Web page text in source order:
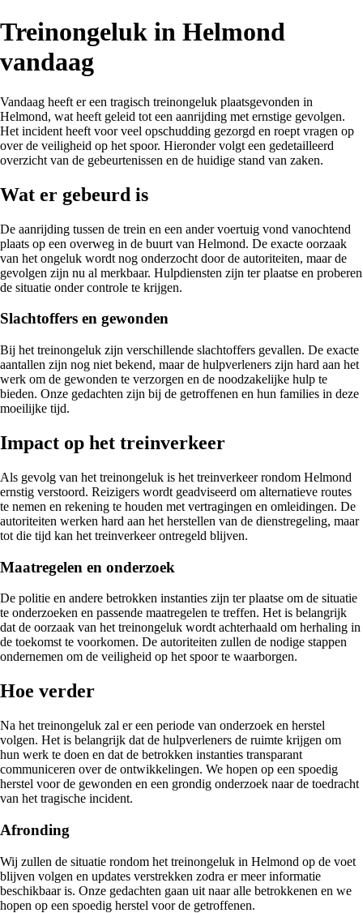
Treinongeluk in Helmond
vandaag
Vandaag heeft er een tragisch treinongeluk plaatsgevonden in
Helmond, wat heeft geleid tot een aanrijding met ernstige gevolgen.
Het incident heeft voor veel opschudding gezorgd en roept vragen op
over de veiligheid op het spoor. Hieronder volgt een gedetailleerd
overzicht van de gebeurtenissen en de huidige stand van zaken.
Wat er gebeurd is
De aanrijding tussen de trein en een ander voertuig vond vanochtend
plaats op een overweg in de buurt van Helmond. De exacte oorzaak
van het ongeluk wordt nog onderzocht door de autoriteiten, maar de
gevolgen zijn nu al merkbaar. Hulpdiensten zijn ter plaatse en proberen
de situatie onder controle te krijgen.
Slachtoffers en gewonden
Bij het treinongeluk zijn verschillende slachtoffers gevallen. De exacte
aantallen zijn nog niet bekend, maar de hulpverleners zijn hard aan het
werk om de gewonden te verzorgen en de noodzakelijke hulp te
bieden. Onze gedachten zijn bij de getroffenen en hun families in deze
moeilijke tijd.
Impact op het treinverkeer
Als gevolg van het treinongeluk is het treinverkeer rondom Helmond
ernstig verstoord. Reizigers wordt geadviseerd om alternatieve routes
te nemen en rekening te houden met vertragingen en omleidingen. De
autoriteiten werken hard aan het herstellen van de dienstregeling, maar
tot die tijd kan het treinverkeer ontregeld blijven.
Maatregelen en onderzoek
De politie en andere betrokken instanties zijn ter plaatse om de situatie
te onderzoeken en passende maatregelen te treffen. Het is belangrijk
dat de oorzaak van het treinongeluk wordt achterhaald om herhaling in
de toekomst te voorkomen. De autoriteiten zullen de nodige stappen
ondernemen om de veiligheid op het spoor te waarborgen.
Hoe verder
Na het treinongeluk zal er een periode van onderzoek en herstel
volgen. Het is belangrijk dat de hulpverleners de ruimte krijgen om
hun werk te doen en dat de betrokken instanties transparant
communiceren over de ontwikkelingen. We hopen op een spoedig
herstel voor de gewonden en een grondig onderzoek naar de toedracht
van het tragische incident.
Afronding
Wij zullen de situatie rondom het treinongeluk in Helmond op de voet
blijven volgen en updates verstrekken zodra er meer informatie
beschikbaar is. Onze gedachten gaan uit naar alle betrokkenen en we
hopen op een spoedig herstel voor de getroffenen.